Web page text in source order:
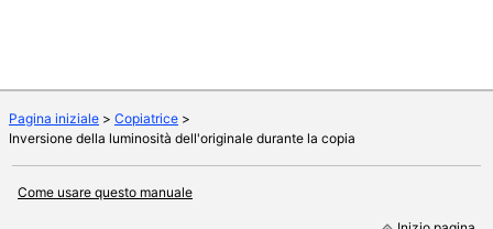
Pagina iniziale > Copiatrice >
Inversione della luminosità dell'originale durante la copia
Come usare questo manuale